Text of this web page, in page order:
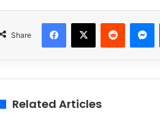
Share
Related Articles